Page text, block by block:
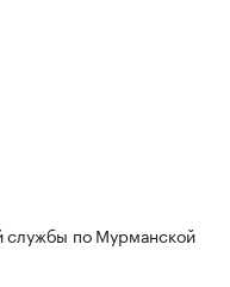
службы по Мурманской